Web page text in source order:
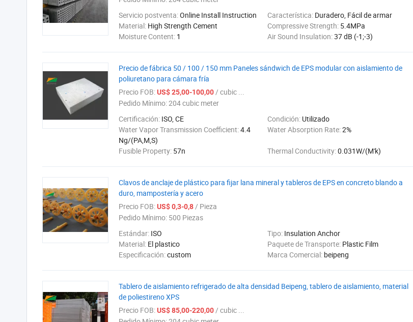
Servicio postventa:Online Install Instruction Característica: Duradero, Fácil de armar
Material: High Strength Cement Compressive Strength: 5.4MPa
Moisture Content: 1 Air Sound Insulation:37 dB (-1;-3)
Precio de fábrica 50 / 100 / 150 mm Paneles sándwich de EPS modular con aislamiento de
poliuretano para cámara fría
Precio FOB:US$ 25,00-100,00/ cubic ...
Pedido Mínimo:204 cubic meter
Certificación: ISO, CE Condición: Utilizado
Water Vapor Transmission Coefficient:4.4
Ng/(PA,M,S)
Water Absorption Rate:2%
Fusible Property: 57n Thermal Conductivity:0.031W/(M'k)
Clavos de anclaje de plástico para fijar lana mineral y tableros de EPS en concreto blando a
duro, mampostería y acero
Precio FOB:US$ 0,3-0,8/ Pieza
Pedido Mínimo: 500 Piezas
Estándar: ISO Tipo: Insulation Anchor
Material: El plastico Paquete de Transporte: Plastic Film
Especificación:custom Marca Comercial: beipeng
Tablero de aislamiento refrigerado de alta densidad Beipeng, tablero de aislamiento, material
de poliestireno XPS
Precio FOB:US$ 85,00-220,00/ cubic ...